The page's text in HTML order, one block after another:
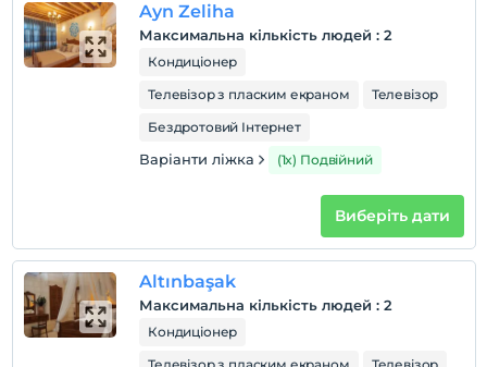
Ayn Zeliha
Максимальна кількість людей : 2
Кондиціонер
Телевізор з пласким екраном
Телевізор
Бездротовий Інтернет
Варіанти ліжка (1x) Подвійний
Виберіть дати
Altınbaşak
Максимальна кількість людей : 2
Кондиціонер